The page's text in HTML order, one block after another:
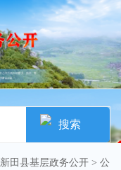
搜索
新田县基层政务公开 > 公